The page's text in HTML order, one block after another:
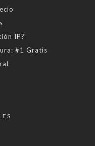
IP?
#1 Gratis